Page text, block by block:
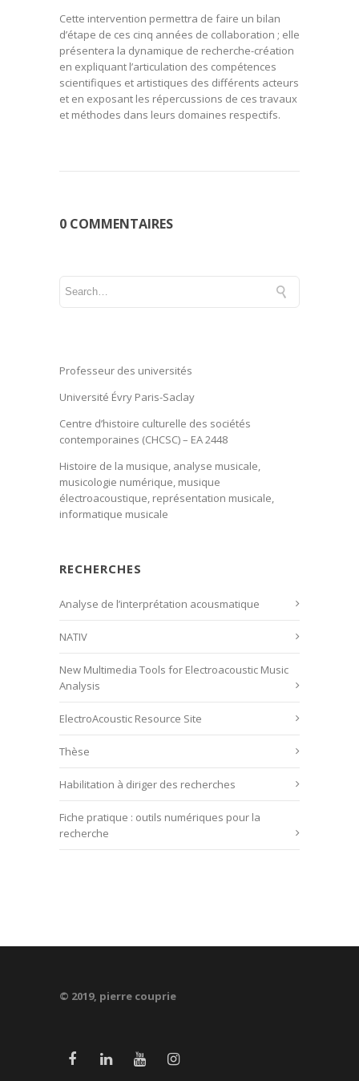
Cette intervention permettra de faire un bilan
d’étape de ces cinq années de collaboration ; elle
présentera la dynamique de recherche-création
en expliquant l’articulation des compétences
scientifiques et artistiques des différents acteurs
et en exposant les répercussions de ces travaux
et méthodes dans leurs domaines respectifs.
0 COMMENTAIRES
Professeur des universités
Université Évry Paris-Saclay
Centre d’histoire culturelle des sociétés
contemporaines (CHCSC) – EA 2448
Histoire de la musique, analyse musicale,
musicologie numérique, musique
électroacoustique, représentation musicale,
informatique musicale
RECHERCHES
Analyse de l’interprétation acousmatique
NATIV
New Multimedia Tools for Electroacoustic Music
Analysis
ElectroAcoustic Resource Site
Thèse
Habilitation à diriger des recherches
Fiche pratique : outils numériques pour la
recherche
© 2019, pierre couprie